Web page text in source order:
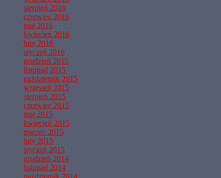
sierpień 2016
czerwiec 2016
maj 2016
kwiecień 2016
luty 2016
styczeń 2016
grudzień 2015
listopad 2015
październik 2015
wrzesień 2015
sierpień 2015
czerwiec 2015
maj 2015
kwiecień 2015
marzec 2015
luty 2015
styczeń 2015
grudzień 2014
listopad 2014
październik 2014